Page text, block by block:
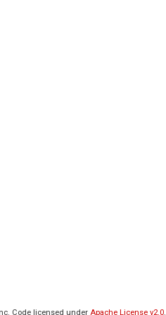
Code licensed under Apache License v2.0.